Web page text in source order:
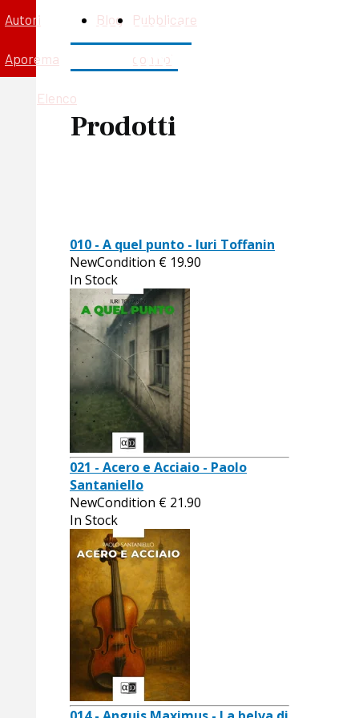
Autori
Aporema
Elenco
Blog Pubblicare
con noi
APOREMA
EDIZIONI
Prodotti
010 - A quel punto - Iuri Toffanin
NewCondition € 19.90
In Stock
021 - Acero e Acciaio - Paolo
Santaniello
NewCondition € 21.90
In Stock